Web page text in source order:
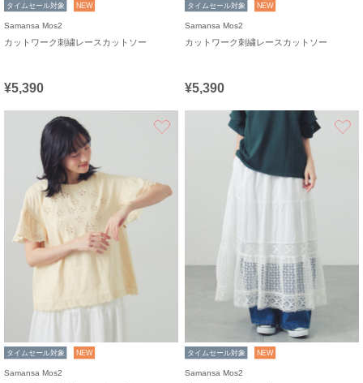
タイムセール対象 NEW
Samansa Mos2
カットワーク刺繍レースカットソー
¥5,390
タイムセール対象 NEW
Samansa Mos2
カットワーク刺繍レースカットソー
¥5,390
タイムセール対象 NEW
Samansa Mos2
タイムセール対象 NEW
Samansa Mos2